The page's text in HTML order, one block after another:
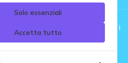
IVA 12948810960 .
Tutti i
riservati.
Solo essenziali
Accetta tutto